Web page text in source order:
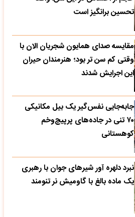
تحسین‌ برانگیز است
مقایسه صدای همایون شجریان الان با
وقتی کم سن تر بود؛ هنرمندان حیران
این اجرایش شدند
جابه‌جایی نفس‌گیر یک بیل مکانیکی
۷۰ تنی در جاده‌های پرپیچ‌وخم
کوهستانی
نبرد دلهره آور شیرهای جوان با رهبری
یک ماده بالغ با گاومیش نر تنومند